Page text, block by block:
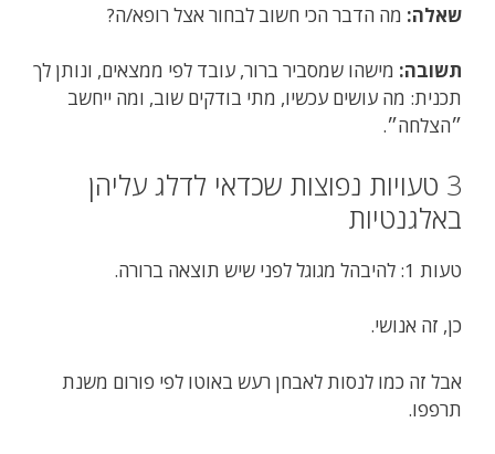
שאלה: מה הדבר הכי חשוב לבחור אצל רופא/ה?
תשובה: מישהו שמסביר ברור, עובד לפי ממצאים, ונותן לך
תכנית: מה עושים עכשיו, מתי בודקים שוב, ומה ייחשב
״הצלחה״.
3 טעויות נפוצות שכדאי לדלג עליהן
באלגנטיות
טעות 1: להיבהל מגוגל לפני שיש תוצאה ברורה.
כן, זה אנושי.
אבל זה כמו לנסות לאבחן רעש באוטו לפי פורום משנת
תרפפו.